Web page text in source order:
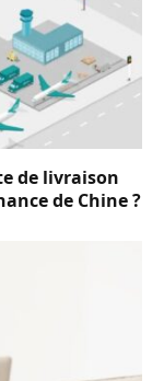
de livraison
de Chine ?